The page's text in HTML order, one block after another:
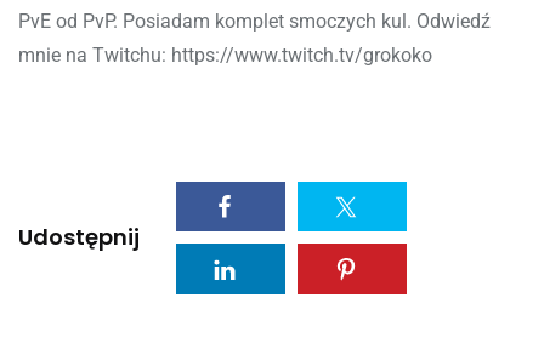
PvE od PvP. Posiadam komplet smoczych kul. Odwiedź
mnie na Twitchu: https://www.twitch.tv/grokoko
Udostępnij